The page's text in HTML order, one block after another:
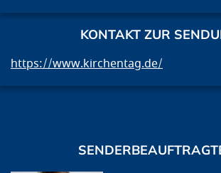
KONTAKT ZUR
https://www.kirchentag.de/